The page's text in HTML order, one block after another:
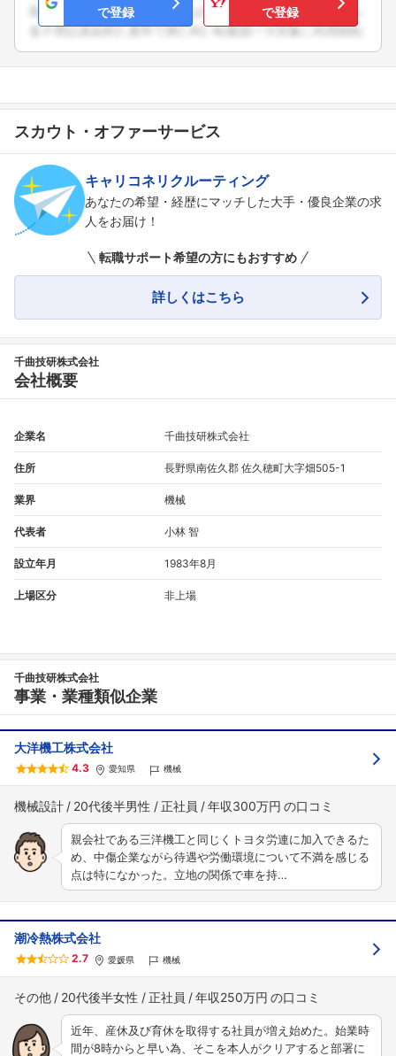
フォローしました
こちらの企業もフォローしませんか？
で登録
で登録
スカウト・オファーサービス
キャリコネリクルーティング
あなたの希望・経歴にマッチした大手・優良企業の求
人をお届け！
転職サポート希望の方にもおすすめ
詳しくはこちら
千曲技研株式会社
会社概要
企業名 千曲技研株式会社
住所 長野県南佐久郡 佐久穂町大字畑505-1
業界 機械
代表者 小林 智
設立年月 1983年8月
上場区分 非上場
千曲技研株式会社
事業・業種類似企業
大洋機工株式会社
4.3 愛知県 機械
機械設計 20代後半男性 正社員 年収300万円
親会社である三洋機工と同じくトヨタ労連に加入できるた
め、中傷企業ながら待遇や労働環境について不満を感じる
点は特になかった。立地の関係で車を持…
潮冷熱株式会社
2.7 愛媛県 機械
その他 20代後半女性 正社員 年収250万円
近年、産休及び育休を取得する社員が増え始めた。始業時
間が8時からと早い為、そこを本人がクリアすると部署に